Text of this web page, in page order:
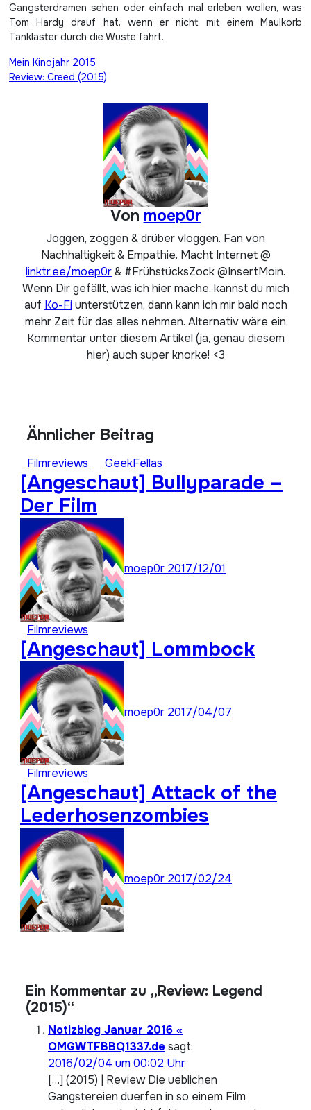
Gangsterdramen sehen oder einfach mal erleben wollen, was
Tom Hardy drauf hat, wenn er nicht mit einem Maulkorb
Tanklaster durch die Wüste fährt.
Beitragsnavigation
Mein Kinojahr 2015
Review: Creed (2015)
Von moep0r
Joggen, zoggen & drüber vloggen. Fan von
Nachhaltigkeit & Empathie. Macht Internet @
linktr.ee/moep0r& #FrühstücksZock @InsertMoin.
Wenn Dir gefällt, was ich hier mache, kannst du mich
auf Ko-Fiunterstützen, dann kann ich mir bald noch
mehr Zeit für das alles nehmen. Alternativ wäre ein
Kommentar unter diesem Artikel (ja, genau diesem
hier) auch super knorke! <3
Ähnlicher Beitrag
Filmreviews GeekFellas
[Angeschaut] Bullyparade –
Der Film
moep0r 2017/12/01
Filmreviews
[Angeschaut] Lommbock
moep0r 2017/04/07
Filmreviews
[Angeschaut] Attack of the
Lederhosenzombies
moep0r 2017/02/24
Ein Kommentar zu „Review: Legend
(2015)“
Notizblog Januar 2016 «
OMGWTFBBQ1337.de sagt:
2016/02/04 um 00:02 Uhr
[…] (2015) | Review Die ueblichen
Gangstereien duerfen in so einem Film